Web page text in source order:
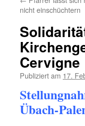
nicht einschüchtern
Cervigne
Publiziert am 17.
Übach-